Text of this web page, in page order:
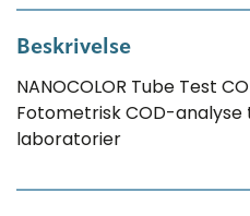
Beskrivelse
NANOCOLOR Tube Test
Fotometrisk COD-
laboratorier